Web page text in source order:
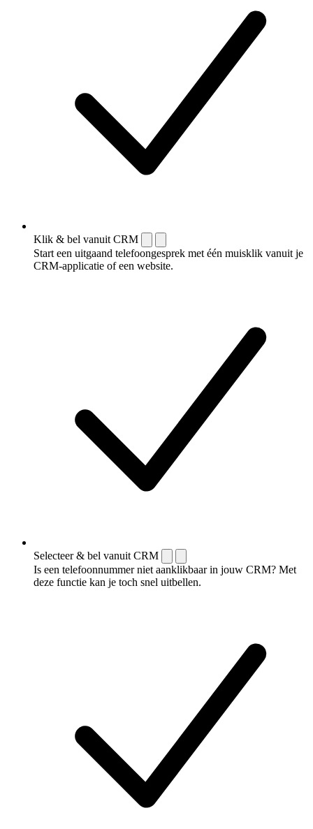
Klik & bel vanuit CRM
Start een uitgaand telefoongesprek met één muisklik vanuit je
CRM-applicatie of een website.
Selecteer & bel vanuit CRM
Is een telefoonnummer niet aanklikbaar in jouw CRM? Met
deze functie kan je toch snel uitbellen.